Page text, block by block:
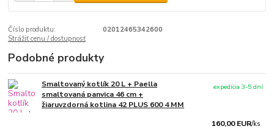
Číslo produktu:
02012465342600
Strážiť cenu / dostupnosť
Podobné produkty
Smaltovaný kotlík 20 L + Paella
smaltovaná panvica 46 cm +
žiaruvzdorná kotlina 42 PLUS 600 4 MM
160,00 EUR/ks
expedícia 3-5 dní